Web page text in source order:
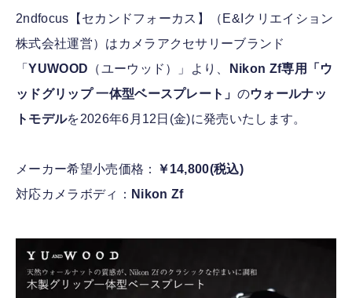
2ndfocus【セカンドフォーカス】（E&Iクリエイション
株式会社運営）はカメラアクセサリーブランド
「YUWOOD （ユーウッド）」より、
Nikon Zf専用「ウ
ッドグリップ 一体型ベースプレート」 のウォールナッ
トモデルを2026年6月12日(金)に発売いたします。
メーカー希望小売価格：
￥14,800(税込)
対応カメラボディ： Nikon Zf